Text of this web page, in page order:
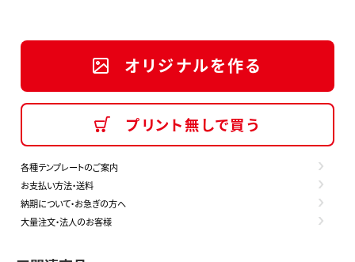
オリジナルを作る
プリント無しで買う
各種テンプレートのご案内
お支払い方法・送料
納期について・お急ぎの方へ
大量注文・法人のお客様